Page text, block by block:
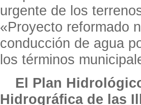
urgente de los
«Proyecto reformado
conducción de agua
los términos
El Plan
Hidrográfica de las